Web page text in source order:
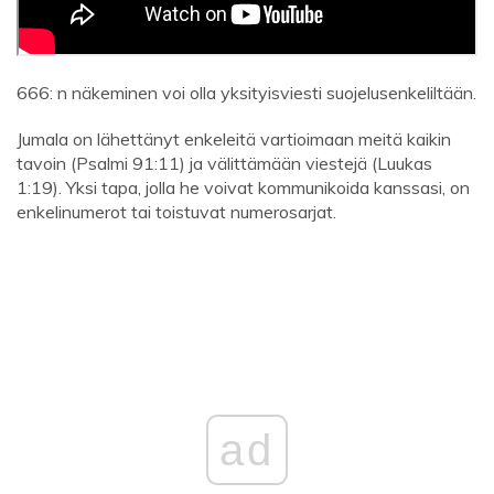
666: n näkeminen voi olla yksityisviesti suojelusenkeliltään.
Jumala on lähettänyt enkeleitä vartioimaan meitä kaikin
tavoin (Psalmi 91:11) ja välittämään viestejä (Luukas
1:19). Yksi tapa, jolla he voivat kommunikoida kanssasi, on
enkelinumerot tai toistuvat numerosarjat.
ad